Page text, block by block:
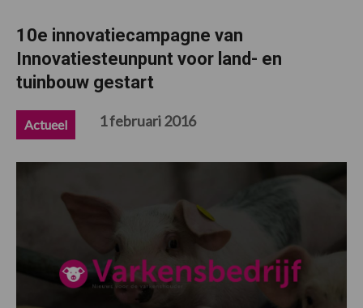
10e innovatiecampagne van
Innovatiesteunpunt voor land- en
tuinbouw gestart
Actueel 1 februari 2016